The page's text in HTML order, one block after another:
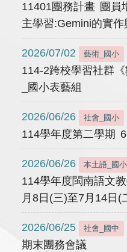
11401團務計畫 團員
主學習:Gemini的實作
2026/07/02 藝術_國小
114-2跨校學習社群
_國小表藝組
2026/06/26 社會_國小
114學年度第二學期
2026/06/26 本土語_國小
114學年度閩南語文
月8日(三)至7月14日(
2026/06/25 社會_國中
期末團務會議